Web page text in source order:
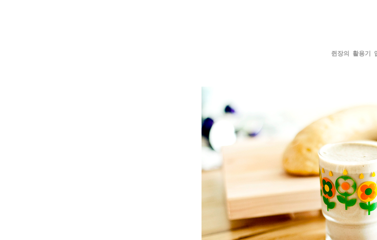
쥔장의 활용기